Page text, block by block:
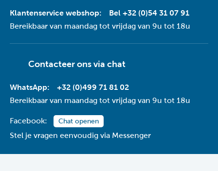
Klantenservice webshop:
Bel +32 (0)54 31 07 91
Bereikbaar van maandag tot vrijdag van 9u tot 18u
Contacteer ons via chat
WhatsApp:
+32 (0)499 71 81 02
Bereikbaar van maandag tot vrijdag van 9u tot 18u
Facebook: Chat openen
Stel je vragen eenvoudig via Messenger